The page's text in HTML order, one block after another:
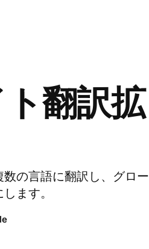
翻訳拡
の言語に翻訳し、グロー
ます。